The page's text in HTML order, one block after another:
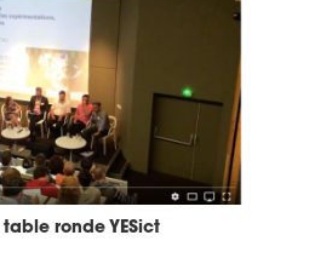
table ronde YESict